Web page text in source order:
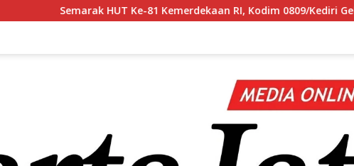
Ke-81 Kemerdekaan RI, Kodim 0809/Kediri Gelar Berbagai Perlombaan